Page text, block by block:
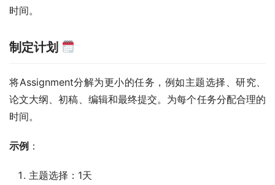
时间。
制定计划
将Assignment分解为更小的任务，例如主题选择、研究、
论文大纲、初稿、编辑和最终提交。为每个任务分配合理的
时间。
示例 ：
主题选择：1天